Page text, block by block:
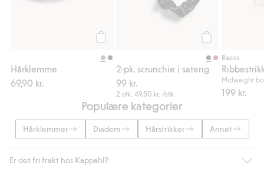
Hårklemme
69,90 kr.
2-pk. scrunchie i sateng
99 kr.
2 stk.49,50 kr. /stk
Basics
Midweight
199 kr.
Populære kategorier
Hårklemmer Diadem Hårstrikker Annet
Er det fri frakt hos Kappahl?